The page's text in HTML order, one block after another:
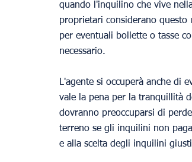
quando l'inquilino che vive
proprietari considerano questo
per eventuali bollette o tasse
necessario.
L'agente si occuperà anche di
vale la pena per la tranquillità
dovranno preoccuparsi di
terreno se gli inquilini non
e alla scelta degli inquilini